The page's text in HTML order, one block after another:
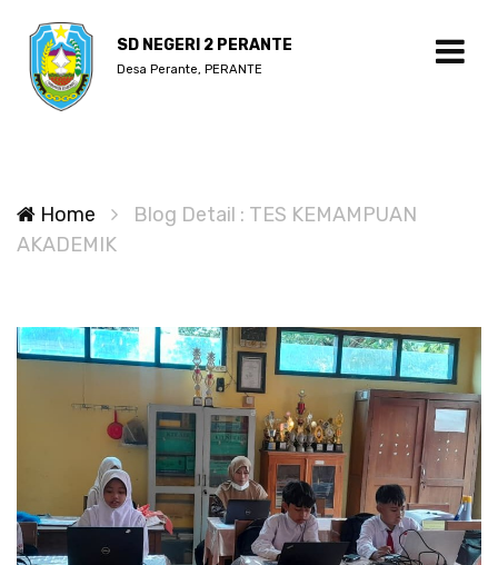
SD NEGERI 2 PERANTE
Desa Perante, PERANTE
Home
Blog Detail : TES KEMAMPUAN
AKADEMIK